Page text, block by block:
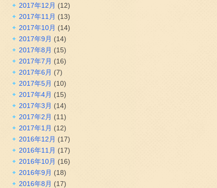
2017年12月 (12)
2017年11月 (13)
2017年10月 (14)
2017年9月 (14)
2017年8月 (15)
2017年7月 (16)
2017年6月 (7)
2017年5月 (10)
2017年4月 (15)
2017年3月 (14)
2017年2月 (11)
2017年1月 (12)
2016年12月 (17)
2016年11月 (17)
2016年10月 (16)
2016年9月 (18)
2016年8月 (17)